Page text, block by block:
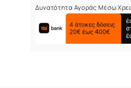
Δυνατότητα Αγοράς Μέσω